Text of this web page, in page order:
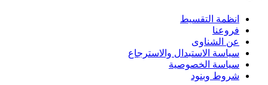
انظمة التقسيط
فروعنا
عن الشناوى
سياسة الاستبدال والاسترجاع
سياسة الخصوصية
شروط وبنود